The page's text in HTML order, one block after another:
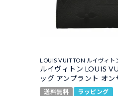
LOUIS VUITTON ルイヴィト
ルイヴィトン LOUIS
ッグ アンプラント オ
送料無料 ラッピング